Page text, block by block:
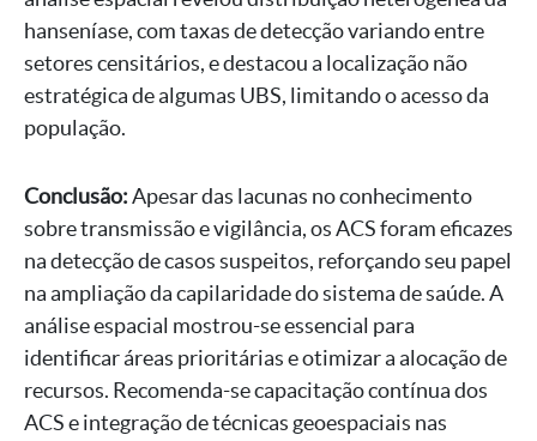
hanseníase, com taxas de detecção variando entre
setores censitários, e destacou a localização não
estratégica de algumas UBS, limitando o acesso da
população.
Conclusão:Apesar das lacunas no conhecimento
sobre transmissão e vigilância, os ACS foram eficazes
na detecção de casos suspeitos, reforçando seu papel
na ampliação da capilaridade do sistema de saúde. A
análise espacial mostrou-se essencial para
identificar áreas prioritárias e otimizar a alocação de
recursos. Recomenda-se capacitação contínua dos
ACS e integração de técnicas geoespaciais nas